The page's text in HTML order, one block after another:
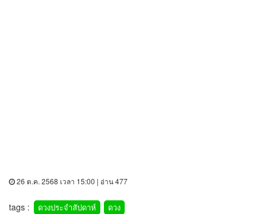
26 ต.ค. 2568 เวลา 15:00 | อ่าน 477
tags : ดวงประจำสัปดาห์ ดวง